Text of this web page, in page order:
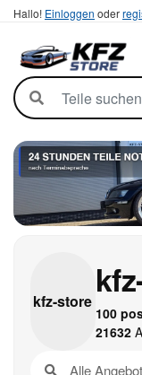
Hallo! Einloggen oder
kfz-store
100
21632